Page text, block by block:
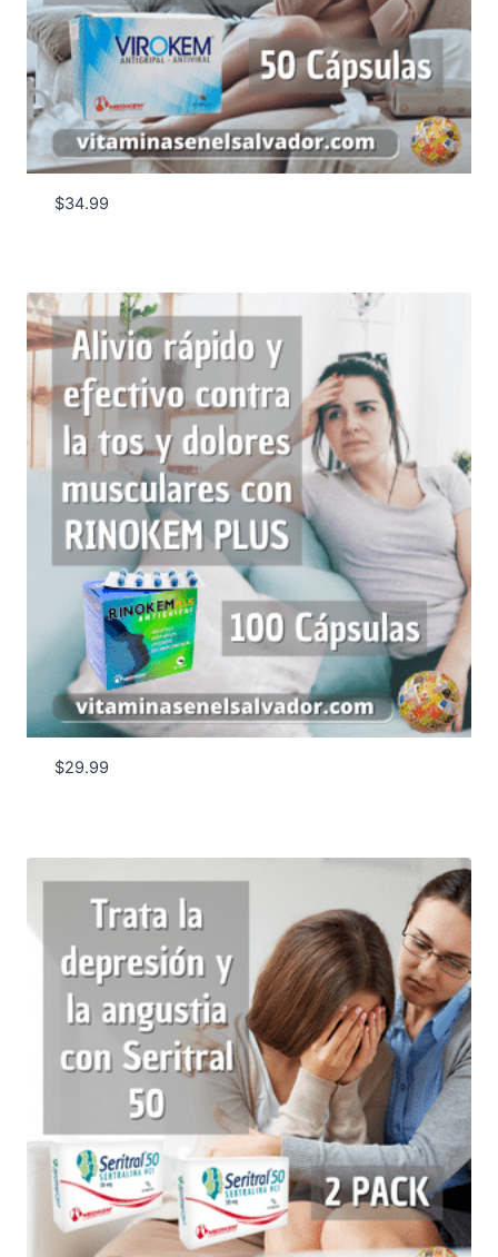
$34.99
$29.99